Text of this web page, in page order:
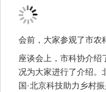
会前，大家参观了市农
座谈会上，市科协介绍
况为大家进行了介绍。
国·北京科技助力乡村